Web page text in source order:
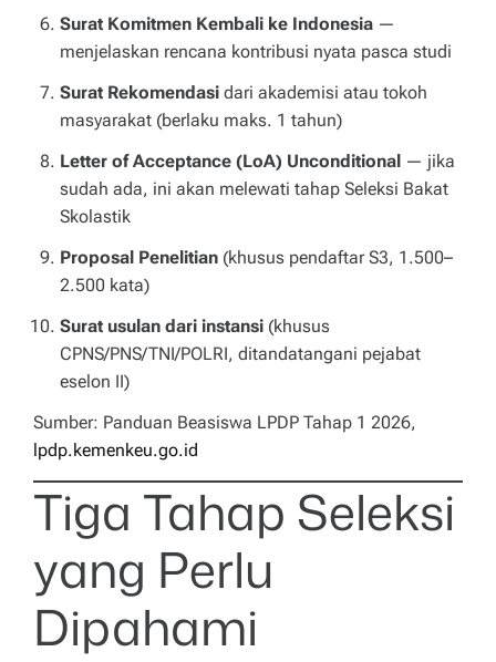
Surat Komitmen Kembali ke Indonesia —
menjelaskan rencana kontribusi nyata pasca studi
Surat Rekomendasi dari akademisi atau tokoh
masyarakat (berlaku maks. 1 tahun)
Letter of Acceptance (LoA) Unconditional — jika
sudah ada, ini akan melewati tahap Seleksi Bakat
Skolastik
Proposal Penelitian (khusus pendaftar S3, 1.500–
2.500 kata)
Surat usulan dari instansi (khusus
CPNS/PNS/TNI/POLRI, ditandatangani pejabat
eselon II)
Sumber: Panduan Beasiswa LPDP Tahap 1 2026,
lpdp.kemenkeu.go.id
Tiga Tahap Seleksi
yang Perlu
Dipahami